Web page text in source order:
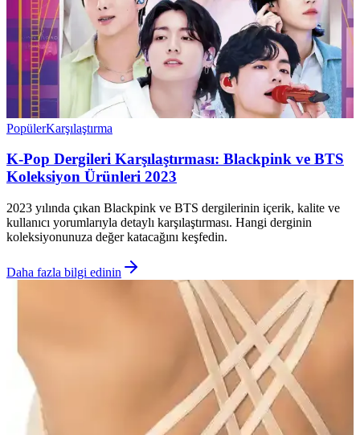
PopülerKarşılaştırma
K-Pop Dergileri Karşılaştırması: Blackpink ve BTS
Koleksiyon Ürünleri 2023
2023 yılında çıkan Blackpink ve BTS dergilerinin içerik, kalite ve
kullanıcı yorumlarıyla detaylı karşılaştırması. Hangi derginin
koleksiyonunuza değer katacağını keşfedin.
Daha fazla bilgi edinin